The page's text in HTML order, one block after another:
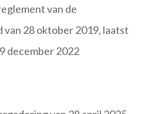
van de
van 28 oktober 2019, laatst
december 2022